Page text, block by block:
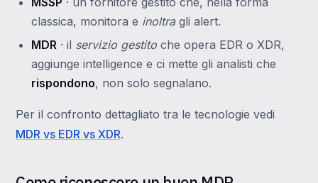
classica, monitora e inoltragli alert.
MDR · il servizio gestito che opera EDR o XDR,
aggiunge intelligence e ci mette gli analisti che
rispondono, non solo segnalano.
Per il confronto dettagliato tra le tecnologie vedi
MDR vs EDR vs XDR.